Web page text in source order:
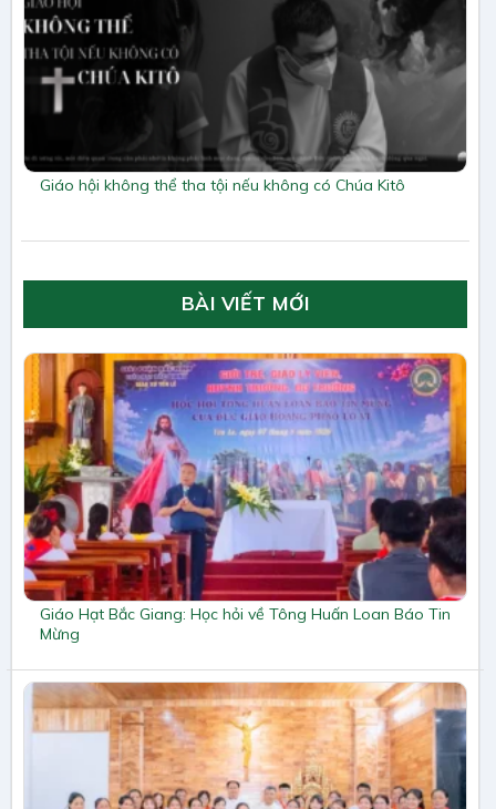
Giáo hội không thể tha tội nếu không có Chúa Kitô
BÀI VIẾT MỚI
Giáo Hạt Bắc Giang: Học hỏi về Tông Huấn Loan Báo Tin
Mừng